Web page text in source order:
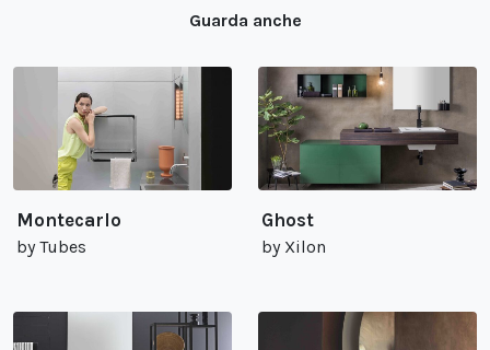
Guarda anche
Montecarlo
by Tubes
Ghost
by Xilon